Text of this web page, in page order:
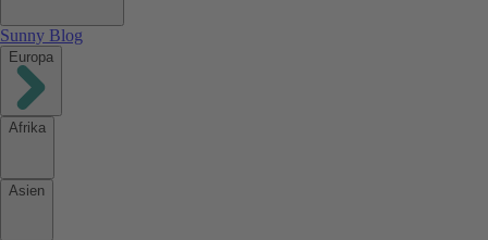
Sunny Blog
Europa
Afrika
Asien